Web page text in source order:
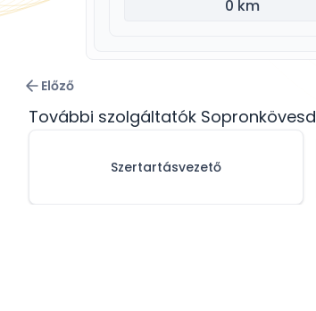
0 km
Előző
További szolgáltatók Sopronkövesd
Szertartásvezető